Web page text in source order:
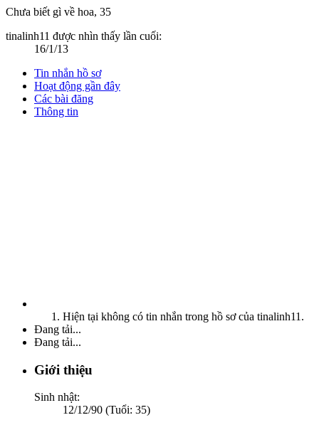
Chưa biết gì về hoa, 35
tinalinh11 được nhìn thấy lần cuối:
16/1/13
Tin nhắn hồ sơ
Hoạt động gần đây
Các bài đăng
Thông tin
Hiện tại không có tin nhắn trong hồ sơ của tinalinh11.
Đang tải...
Đang tải...
Giới thiệu
Sinh nhật:
12/12/90 (Tuổi: 35)